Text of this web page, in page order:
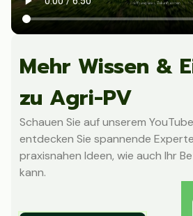
Mehr Wissen &
zu Agri-PV
Schauen Sie auf unserem
entdecken Sie spannende
praxisnahen Ideen, wie auch Ihr
kann.